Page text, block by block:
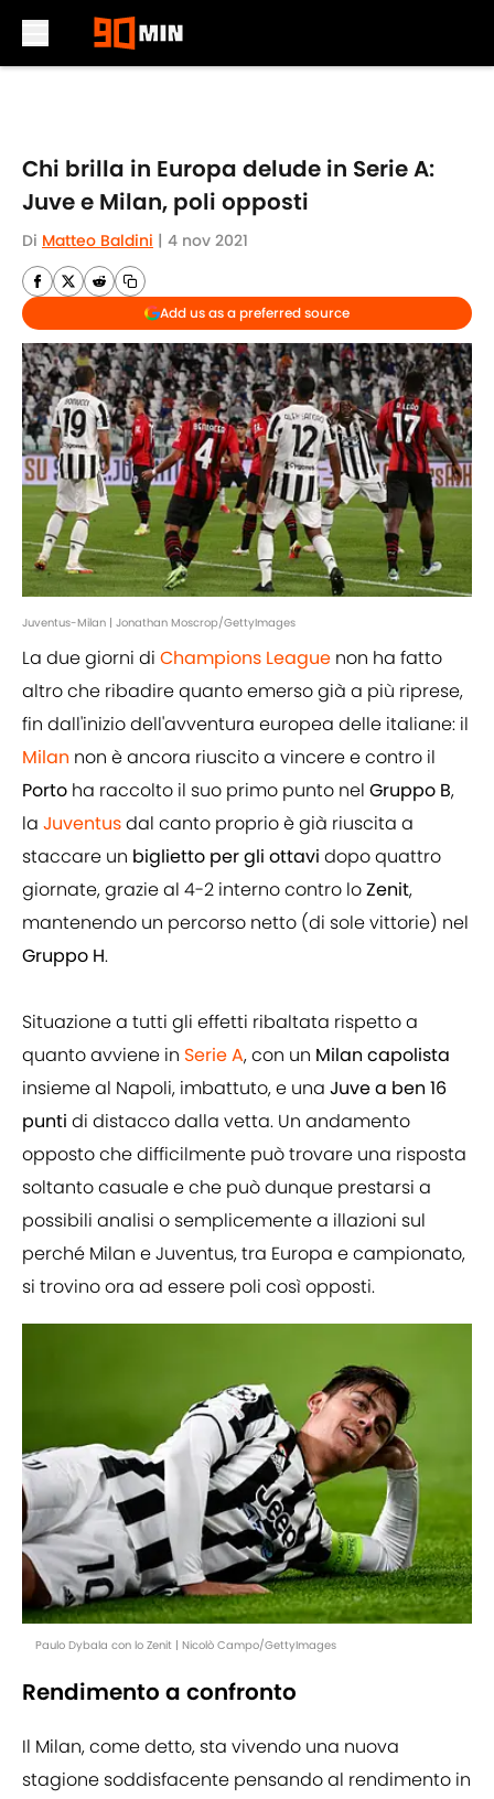
Chi brilla in Europa delude in Serie A:
Juve e Milan, poli opposti
Di Matteo Baldini | 4 nov 2021
Add us as a preferred source
Juventus-Milan | Jonathan Moscrop/GettyImages
La due giorni di Champions League non ha fatto
altro che ribadire quanto emerso già a più riprese,
fin dall'inizio dell'avventura europea delle italiane: il
Milan non è ancora riuscito a vincere e contro il
Porto ha raccolto il suo primo punto nel Gruppo B,
la Juventusdal canto proprio è già riuscita a
staccare un biglietto per gli ottavi dopo quattro
giornate, grazie al 4-2 interno contro loZenit,
mantenendo un percorso netto (di sole vittorie) nel
Gruppo H.
Situazione a tutti gli effetti ribaltata rispetto a
quanto avviene in Serie A, con un Milan capolista
insieme al Napoli, imbattuto, e una Juve a ben 16
punti di distacco dalla vetta. Un andamento
opposto che difficilmente può trovare una risposta
soltanto casuale e che può dunque prestarsi a
possibili analisi o semplicemente a illazioni sul
perché Milan e Juventus, tra Europa e campionato,
si trovino ora ad essere poli così opposti.
Paulo Dybala con lo Zenit | Nicolò Campo/GettyImages
Rendimento a confronto
Il Milan, come detto, sta vivendo una nuova
stagione soddisfacente pensando al rendimento in